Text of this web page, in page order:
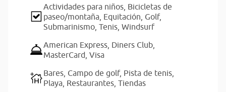
Actividades para niños, Bicicletas de
paseo/montaña, Equitación, Golf,
Submarinismo, Tenis, Windsurf
American Express, Diners Club,
MasterCard, Visa
Bares, Campo de golf, Pista de tenis,
Playa, Restaurantes, Tiendas